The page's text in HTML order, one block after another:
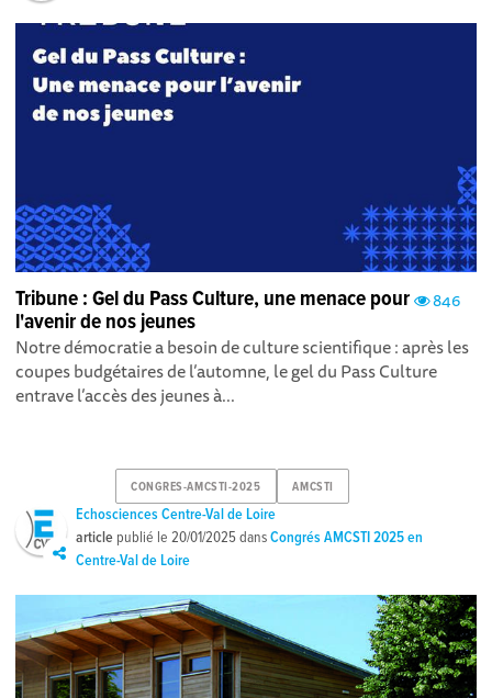
846
Tribune : Gel du Pass Culture, une menace pour
l'avenir de nos jeunes
Notre démocratie a besoin de culture scientifique : après les
coupes budgétaires de l’automne, le gel du Pass Culture
entrave l’accès des jeunes à...
CONGRES-AMCSTI-2025 AMCSTI
Echosciences Centre-Val de Loire
article publié le20/01/2025dansCongrés AMCSTI 2025 en
Centre-Val de Loire